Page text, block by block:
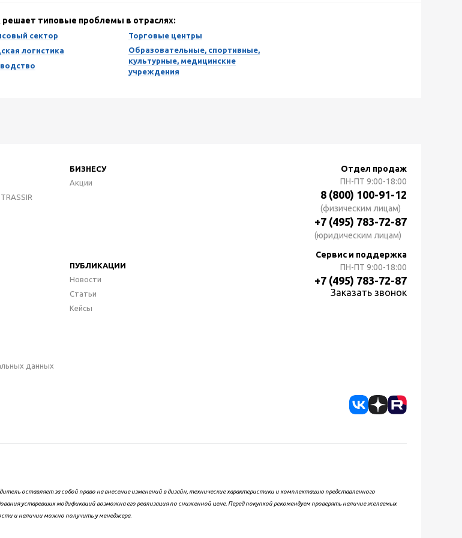
решает типовые проблемы в отраслях:
сектор
логистика
Торговые центры
Образовательные, спортивные,
культурные, медицинские
учреждения
БИЗНЕСУ
Акции
данных
ПУБЛИКАЦИИ
Новости
Статьи
Кейсы
Отдел продаж
ПН-ПТ 9:00-18:00
8 (800) 100-91-12
(физическим лицам)
+7 (495) 783-72-87
(юридическим лицам)
Сервис и поддержка
ПН-ПТ 9:00-18:00
+7 (495) 783-72-87
Заказать звонок
оставляет за собой право на внесение изменений в дизайн, технические характеристики и комплектацию представленного
устаревших модификаций возможна его реализация по сниженной цене. Перед покупкой рекомендуем проверять наличие желаемых
и наличии можно получить у менеджера.